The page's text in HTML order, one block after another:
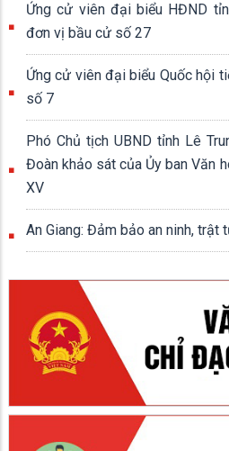
Ứng cử viên đại biểu HĐND
đơn vị bầu cử số 27
Ứng cử viên đại biểu Quốc hội
số 7
Phó Chủ tịch UBND tỉnh Lê
Đoàn khảo sát của Ủy ban Văn
XV
An Giang: Đảm bảo an ninh, trật